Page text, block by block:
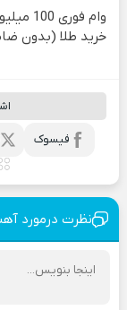
وام فوری
خرید طلا (بدون
فیسوک
نظرت درمورد